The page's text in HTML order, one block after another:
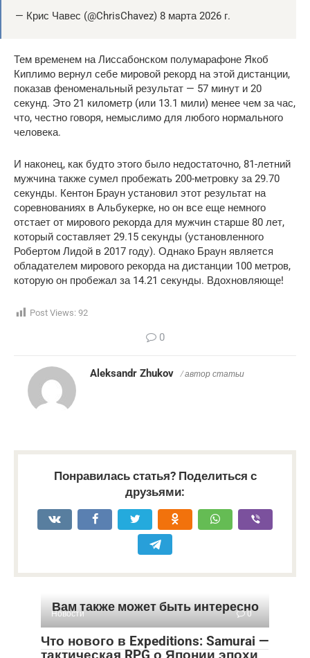
— Крис Чавес (@ChrisChavez) 8 марта 2026 г.
Тем временем на Лиссабонском полумарафоне Якоб
Киплимо вернул себе мировой рекорд на этой дистанции,
показав феноменальный результат — 57 минут и 20
секунд. Это 21 километр (или 13.1 мили) менее чем за час,
что, честно говоря, немыслимо для любого нормального
человека.
И наконец, как будто этого было недостаточно, 81-летний
мужчина также сумел пробежать 200-метровку за 29.70
секунды. Кентон Браун установил этот результат на
соревнованиях в Альбукерке, но он все еще немного
отстает от мирового рекорда для мужчин старше 80 лет,
который составляет 29.15 секунды (установленного
Робертом Лидой в 2017 году). Однако Браун является
обладателем мирового рекорда на дистанции 100 метров,
которую он пробежал за 14.21 секунды. Вдохновляюще!
Post Views: 92
0
Aleksandr Zhukov / автор статьи
Понравилась статья? Поделиться с
друзьями:
Вам также может быть интересно
Новости 0
Что нового в Expeditions: Samurai —
тактическая RPG о Японии эпохи